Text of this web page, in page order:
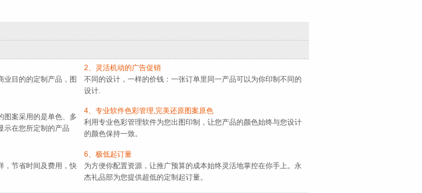
业目的的定制产品，图
2、灵活机动的广告促销
不同的设计，一样的价钱：一张订单里同一产品可以为你印制不同的
设计.
图案采用的是单色、多
示在您所定制的产品
4、专业软件色彩管理,完美还原图案原色
利用专业色彩管理软件为您出图印制，让您产品的颜色始终与您设计
的颜色保持一致。
，节省时间及费用，快
6、极低起订量
为方便你配置资源，让推广预算的成本始终灵活地掌控在你手上。永
杰礼品部为您提供超低的定制起订量。